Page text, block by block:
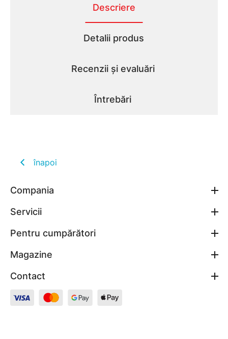
Descriere
Detalii produs
Recenzii și evaluări
Întrebări
înapoi
Compania
Servicii
Pentru cumpărători
Magazine
Contact